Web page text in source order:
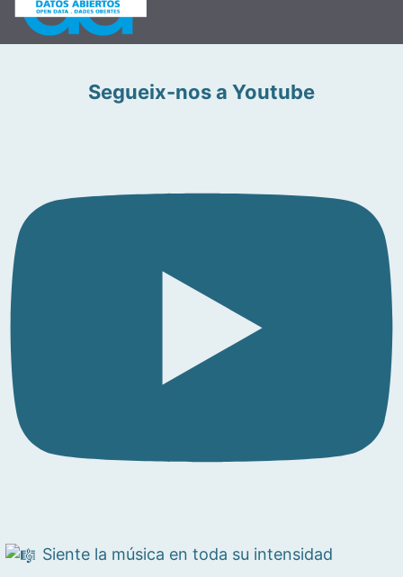
Segueix-nos a Youtube
Siente la música en toda su intensidad